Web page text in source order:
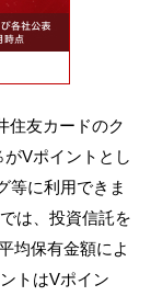
住友カードのク
Vポイントとし
等に利用できま
は、投資信託を
均保有金額によ
トはVポイン